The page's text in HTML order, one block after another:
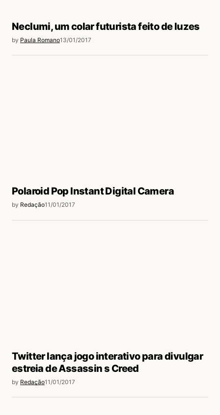
Neclumi, um colar futurista feito de luzes
by Paula Romano13/01/2017
Polaroid Pop Instant Digital Camera
by Redação11/01/2017
Twitter lança jogo interativo para divulgar
estreia de Assassin s Creed
by Redação11/01/2017